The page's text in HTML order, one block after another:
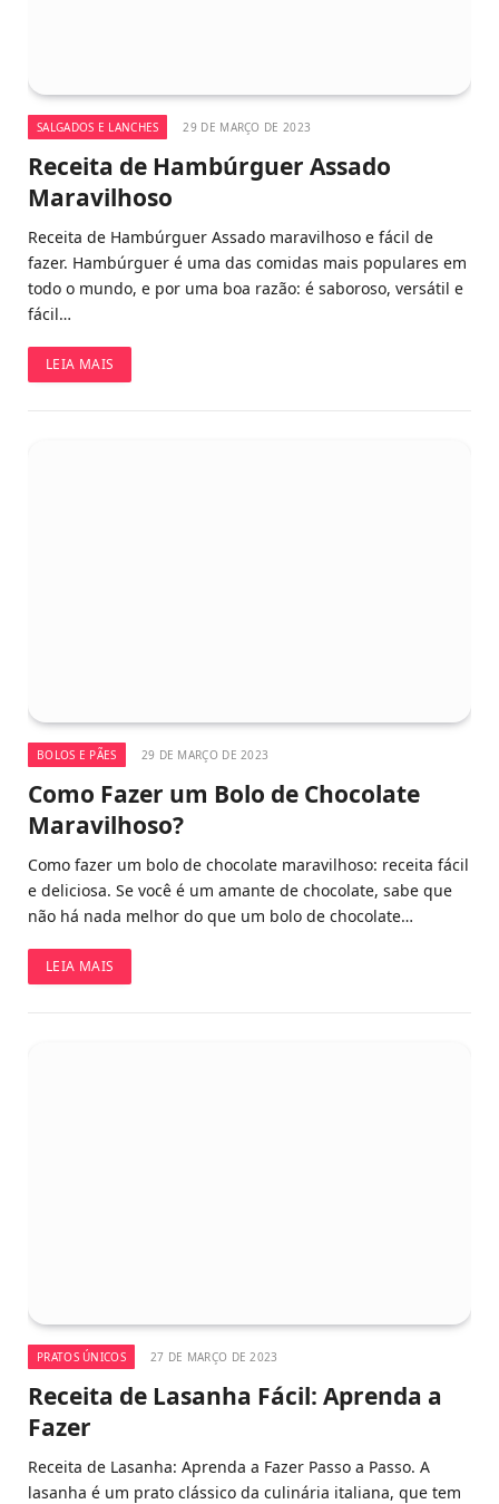
SALGADOS E LANCHES 29 DE MARÇO DE 2023
Receita de Hambúrguer Assado
Maravilhoso
Receita de Hambúrguer Assado maravilhoso e fácil de
fazer. Hambúrguer é uma das comidas mais populares em
todo o mundo, e por uma boa razão: é saboroso, versátil e
fácil…
LEIA MAIS
BOLOS E PÃES 29 DE MARÇO DE 2023
Como Fazer um Bolo de Chocolate
Maravilhoso?
Como fazer um bolo de chocolate maravilhoso: receita fácil
e deliciosa. Se você é um amante de chocolate, sabe que
não há nada melhor do que um bolo de chocolate…
LEIA MAIS
PRATOS ÚNICOS 27 DE MARÇO DE 2023
Receita de Lasanha Fácil: Aprenda a
Fazer
Receita de Lasanha: Aprenda a Fazer Passo a Passo. A
lasanha é um prato clássico da culinária italiana, que tem